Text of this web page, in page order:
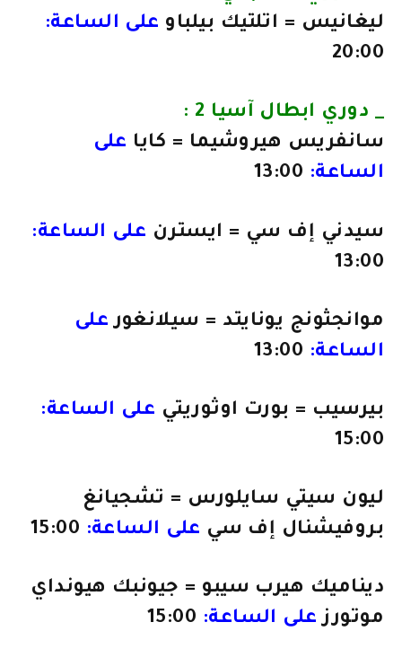
ليغانيس = اتلتيك بيلباو على الساعة:
20:00
_ دوري ابطال آسيا 2 :
سانفريس هيروشيما = كايا على
الساعة:
سيدني إف سي = ايسترن على الساعة:
13:00
موانجثونج يونايتد = سيلانغور على
الساعة:
بيرسيب = بورت اوثوريتي على الساعة:
15:00
ليون سيتي سايلورس = تشجيانغ
بروفيشنال إف سي على الساعة:
ديناميك هيرب سيبو = جيونبك هيونداي
موتورز على الساعة: